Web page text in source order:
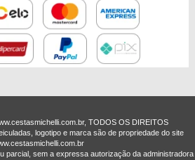
TODOS OS DIREITOS
logotipo e marca são de propriedade do site
parcial, sem a expressa autorização da administradora